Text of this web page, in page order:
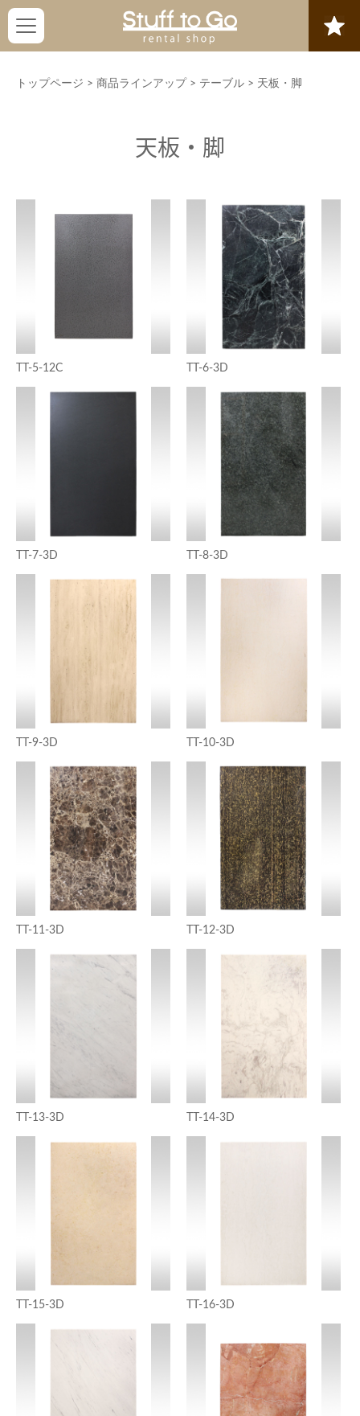
トップページ > 商品ラインアップ > テーブル > 天板・脚
天板・脚
TT-5-12C TT-6-3D
TT-7-3D TT-8-3D
TT-9-3D TT-10-3D
TT-11-3D TT-12-3D
TT-13-3D TT-14-3D
TT-15-3D TT-16-3D